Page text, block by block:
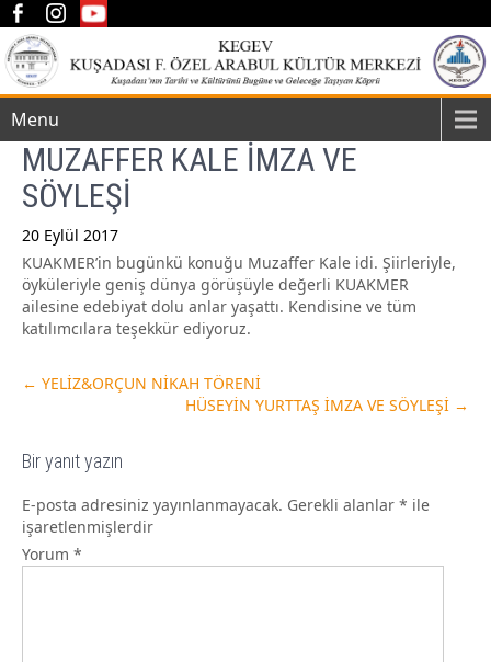
Menu
MUZAFFER KALE İMZA VE
SÖYLEŞİ
20 Eylül 2017
KUAKMER’in bugünkü konuğu Muzaffer Kale idi. Şiirleriyle,
öyküleriyle geniş dünya görüşüyle değerli KUAKMER
ailesine edebiyat dolu anlar yaşattı. Kendisine ve tüm
katılımcılara teşekkür ediyoruz.
Post
navigation
← YELİZ&ORÇUN NİKAH TÖRENİ
HÜSEYİN YURTTAŞ İMZA VE SÖYLEŞİ →
Bir yanıt yazın
E-posta adresiniz yayınlanmayacak. Gerekli alanlar * ile
işaretlenmişlerdir
Yorum *